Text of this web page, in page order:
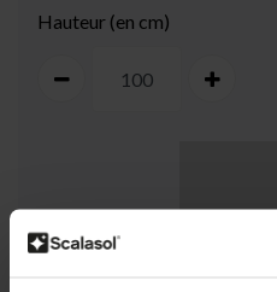
Hauteur (en cm)